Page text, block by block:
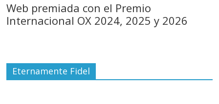
Web premiada con el Premio
Internacional OX 2024, 2025 y 2026
Eternamente Fidel